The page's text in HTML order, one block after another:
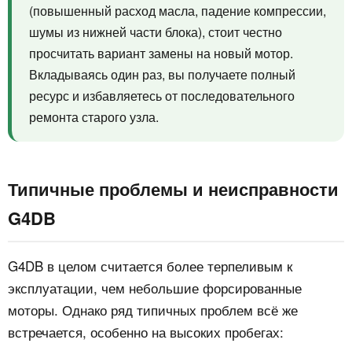
(повышенный расход масла, падение компрессии,
шумы из нижней части блока), стоит честно
просчитать вариант замены на новый мотор.
Вкладываясь один раз, вы получаете полный
ресурс и избавляетесь от последовательного
ремонта старого узла.
Типичные проблемы и неисправности
G4DB
G4DB в целом считается более терпеливым к
эксплуатации, чем небольшие форсированные
моторы. Однако ряд типичных проблем всё же
встречается, особенно на высоких пробегах: